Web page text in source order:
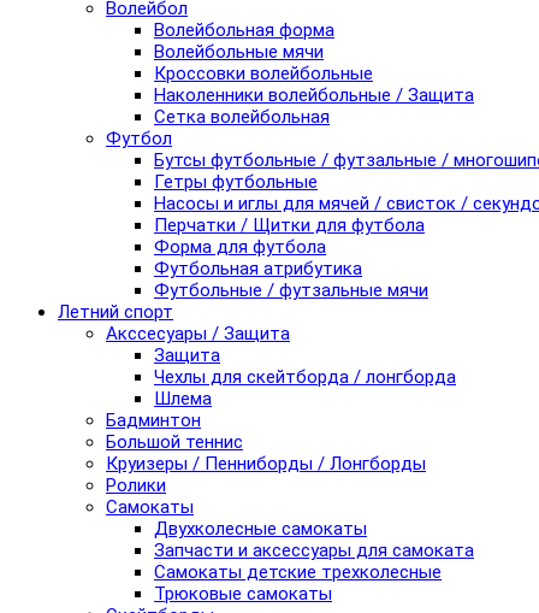
Волейбол
Волейбольная форма
Волейбольные мячи
Кроссовки волейбольные
Наколенники волейбольные / Защита
Сетка волейбольная
Футбол
Бутсы футбольные / футзальные /
Гетры футбольные
Насосы и иглы для мячей / свисток /
Перчатки / Щитки для футбола
Форма для футбола
Футбольная атрибутика
Футбольные / футзальные мячи
Летний спорт
Акссесуары / Защита
Защита
Чехлы для скейтборда / лонгборда
Шлема
Бадминтон
Большой теннис
Круизеры / Пенниборды / Лонгборды
Ролики
Самокаты
Двухколесные самокаты
Запчасти и аксессуары для самоката
Самокаты детские трехколесные
Трюковые самокаты